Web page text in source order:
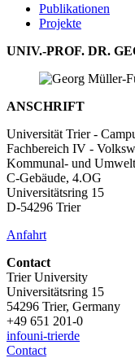
Publikationen
Projekte
UNIV.-PROF. DR.
ANSCHRIFT
Universität Trier -
Fachbereich IV -
Kommunal- und
C-Gebäude, 4.OG
Universitätsring 15
D-54296 Trier
Anfahrt
Contact
Trier University
Universitätsring 15
54296 Trier, Germany
+49 651 201-0
infouni-trierde
Contact